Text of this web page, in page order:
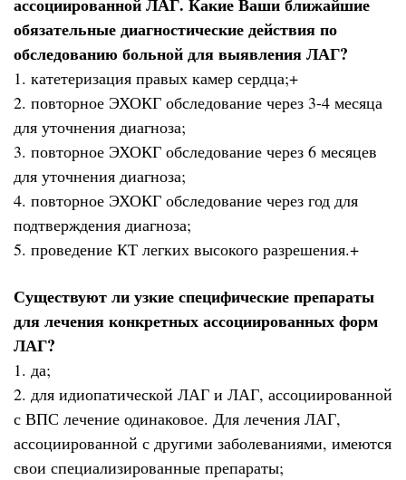
обязательные диагностические действия по
обследованию больной для выявления ЛАГ?
1. катетеризация правых камер сердца;+
2. повторное ЭХОКГ обследование через 3-4 месяца
для уточнения диагноза;
3. повторное ЭХОКГ обследование через 6 месяцев
для уточнения диагноза;
4. повторное ЭХОКГ обследование через год для
подтверждения диагноза;
5. проведение КТ легких высокого разрешения.+
Существуют ли узкие специфические препараты
для лечения конкретных ассоциированных форм
ЛАГ?
1. да;
2. для идиопатической ЛАГ и ЛАГ, ассоциированной
с ВПС лечение одинаковое. Для лечения ЛАГ,
ассоциированной с другими заболеваниями, имеются
свои специализированные препараты;